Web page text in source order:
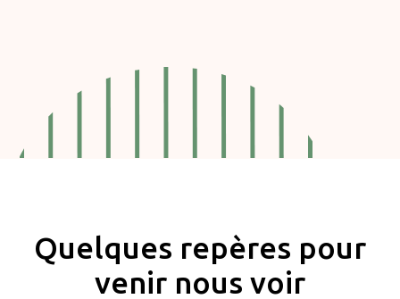
Quelques repères pour
venir nous voir